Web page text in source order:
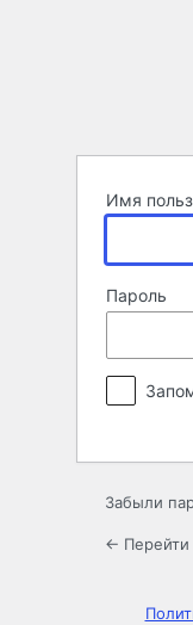
Имя
Пароль
Забыли
← Перейти